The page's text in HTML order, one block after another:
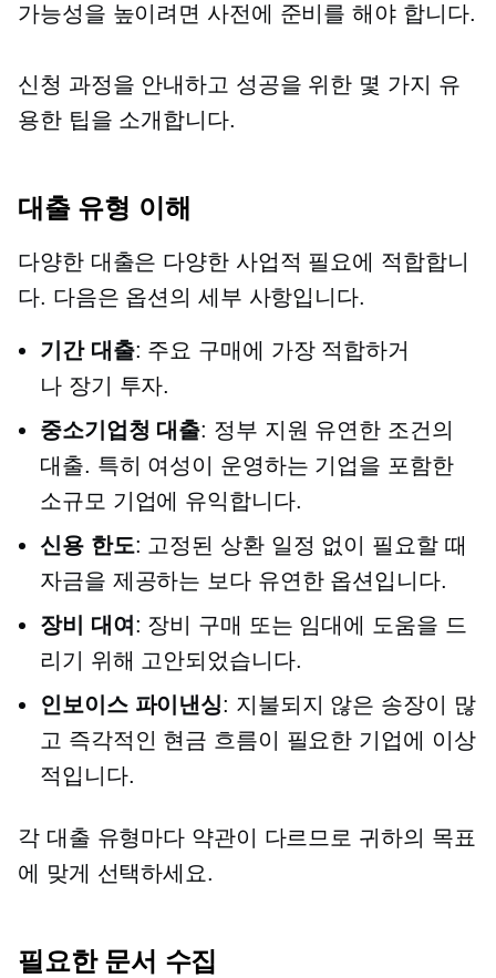
가능성을 높이려면 사전에 준비를 해야 합니다.
신청 과정을 안내하고 성공을 위한 몇 가지 유
용한 팁을 소개합니다.
대출 유형 이해
다양한 대출은 다양한 사업적 필요에 적합합니
다. 다음은 옵션의 세부 사항입니다.
기간 대출: 주요 구매에 가장 적합하거
나 장기
투자.
중소기업청 대출: 정부 지원 유연한 조건의
대출. 특히 여성이 운영하는 기업을 포함한
소규모 기업에 유익합니다.
신용 한도: 고정된 상환 일정 없이 필요할 때
자금을 제공하는 보다 유연한 옵션입니다.
장비 대여 : 장비 구매 또는 임대에 도움을 드
리기 위해 고안되었습니다.
인보이스 파이낸싱: 지불되지 않은 송장이 많
고 즉각적인 현금 흐름이 필요한 기업에 이상
적입니다.
각 대출 유형마다 약관이 다르므로 귀하의 목표
에 맞게 선택하세요.
필요한 문서 수집